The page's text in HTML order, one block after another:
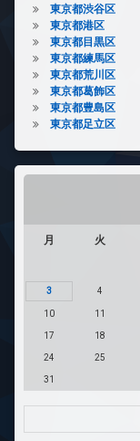
東京都渋谷区
東京都港区
東京都目黒区
東京都練馬区
東京都荒川区
東京都葛飾区
東京都豊島区
東京都足立区
月 火
3 4
10 11
17 18
24 25
31